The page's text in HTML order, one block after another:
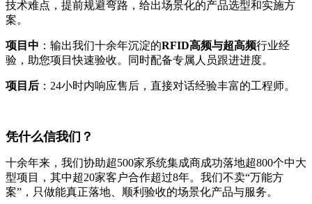
技术难点，提前规避弯路，给出场景化的产品选型和实施方
案。
项目中 ：输出我们十余年沉淀的RFID高频与超高频行业经
验，助您项目快速验收。同时配备专属人员跟进进度。
项目后 ：24小时内响应售后，直接对话经验丰富的工程师。
凭什么信我们？
十余年来，我们协助超500家系统集成商成功落地超800个中大
型项目，其中超20家客户合作超过8年。我们不卖“万能方
案”，只做能真正落地、顺利验收的场景化产品与服务。